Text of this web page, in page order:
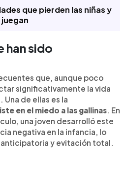
positivos.
que pierden las niñas y
han sido
que, aunque poco
significativamente la vida
de ellas es la
en el miedo a las gallinas. En
una joven desarrolló este
negativa en la infancia, lo
y evitación total.